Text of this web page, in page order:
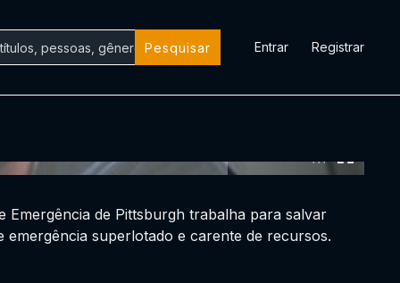
Pesquisar Entrar Registrar
Emergência de Pittsburgh trabalha para salvar
emergência superlotado e carente de recursos.